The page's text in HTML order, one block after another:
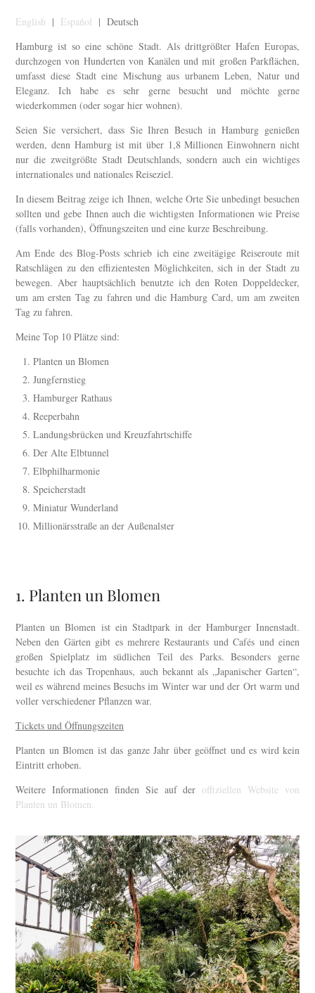
English | Español
| Deutsch
Hamburg ist so eine schöne Stadt. Als drittgrößter Hafen Europas,
durchzogen von Hunderten von Kanälen und mit großen Parkflächen,
umfasst diese Stadt eine Mischung aus urbanem Leben, Natur und
Eleganz. Ich habe es sehr gerne besucht und möchte gerne
wiederkommen (oder sogar hier wohnen).
Seien Sie versichert, dass Sie Ihren Besuch in Hamburg genießen
werden, denn Hamburg ist mit über 1,8 Millionen Einwohnern nicht
nur die zweitgrößte Stadt Deutschlands, sondern auch ein wichtiges
internationales und nationales Reiseziel.
In diesem Beitrag zeige ich Ihnen, welche Orte Sie unbedingt besuchen
sollten und gebe Ihnen auch die wichtigsten Informationen wie Preise
(falls vorhanden), Öffnungszeiten und eine kurze Beschreibung.
Am Ende des Blog-Posts schrieb ich eine zweitägige Reiseroute mit
Ratschlägen zu den effizientesten Möglichkeiten, sich in der Stadt zu
bewegen. Aber hauptsächlich benutzte ich den Roten Doppeldecker,
um am ersten Tag zu fahren und die Hamburg Card, um am zweiten
Tag zu fahren.
Meine Top 10 Plätze sind:
Planten un Blomen
Jungfernstieg
Hamburger Rathaus
Reeperbahn
Landungsbrücken und Kreuzfahrtschiffe
Der Alte Elbtunnel
Elbphilharmonie
Speicherstadt
Miniatur Wunderland
Millionärsstraße an der Außenalster
1. Planten un Blomen
Planten un Blomen ist ein Stadtpark in der Hamburger Innenstadt.
Neben den Gärten gibt es mehrere Restaurants und Cafés und einen
großen Spielplatz im südlichen Teil des Parks. Besonders gerne
besuchte ich das Tropenhaus, auch bekannt als „Japanischer Garten“,
weil es während meines Besuchs im Winter war und der Ort warm und
voller verschiedener Pflanzen war.
Tickets und Öffnungszeiten
Planten un Blomen ist das ganze Jahr über geöffnet und es wird kein
Eintritt erhoben.
Weitere Informationen finden Sie auf der offiziellen Website von
Planten un Blomen.